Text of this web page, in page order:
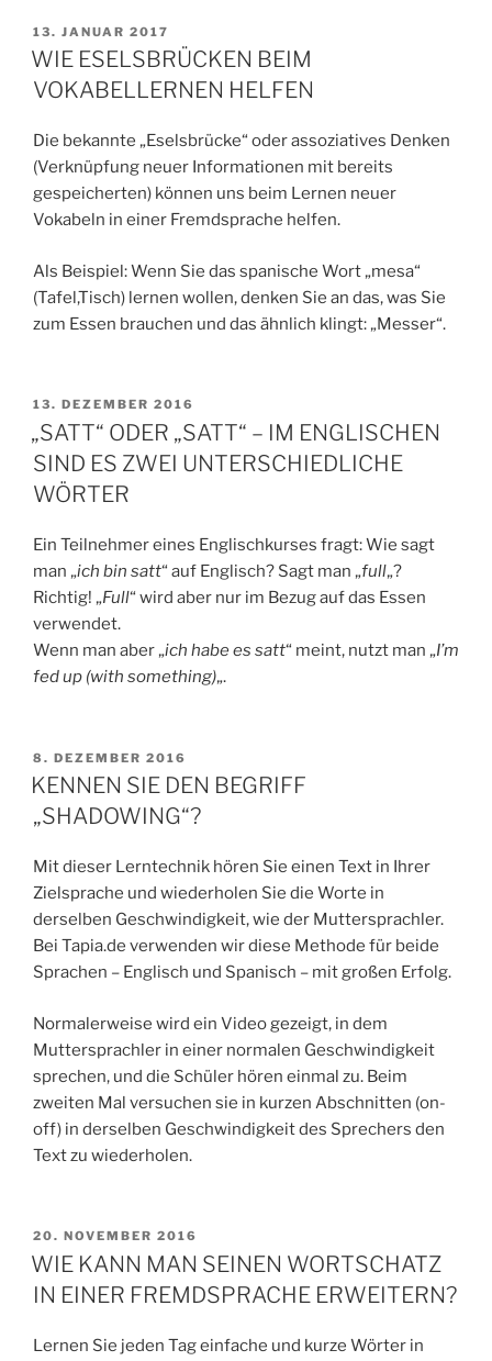
VERÖFFENTLICHT
AM
13. JANUAR 2017
WIE ESELSBRÜCKEN BEIM
VOKABELLERNEN HELFEN
Die bekannte „Eselsbrücke“ oder assoziatives Denken
(Verknüpfung neuer Informationen mit bereits
gespeicherten) können uns beim Lernen neuer
Vokabeln in einer Fremdsprache helfen.
Als Beispiel: Wenn Sie das spanische Wort „mesa“
(Tafel,Tisch) lernen wollen, denken Sie an das, was Sie
zum Essen brauchen und das ähnlich klingt: „Messer“.
VERÖFFENTLICHT
AM
13. DEZEMBER 2016
„SATT“ ODER „SATT“ – IM ENGLISCHEN
SIND ES ZWEI UNTERSCHIEDLICHE
WÖRTER
Ein Teilnehmer eines Englischkurses fragt: Wie sagt
man „ich bin satt“ auf Englisch? Sagt man „full„?
Richtig! „Full“ wird aber nur im Bezug auf das Essen
verwendet.
Wenn man aber „ich habe es satt“ meint, nutzt man „I’m
fed up (with something)„.
VERÖFFENTLICHT
AM
8. DEZEMBER 2016
KENNEN SIE DEN BEGRIFF
„SHADOWING“?
Mit dieser Lerntechnik hören Sie einen Text in Ihrer
Zielsprache und wiederholen Sie die Worte in
derselben Geschwindigkeit, wie der Muttersprachler.
Bei Tapia.de verwenden wir diese Methode für beide
Sprachen – Englisch und Spanisch – mit großen Erfolg.
Normalerweise wird ein Video gezeigt, in dem
Muttersprachler in einer normalen Geschwindigkeit
sprechen, und die Schüler hören einmal zu. Beim
zweiten Mal versuchen sie in kurzen Abschnitten (on-
off) in derselben Geschwindigkeit des Sprechers den
Text zu wiederholen.
VERÖFFENTLICHT
AM
20. NOVEMBER 2016
WIE KANN MAN SEINEN WORTSCHATZ
IN EINER FREMDSPRACHE ERWEITERN?
Lernen Sie jeden Tag einfache und kurze Wörter in